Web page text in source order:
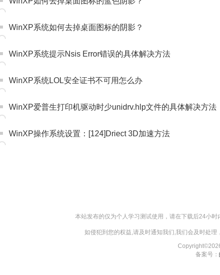
WinXP系统如何去掉桌面图标的阴影？
WinXP系统提示Nsis Error错误的具体解决方法
WinXP系统LOL安全证书不可用怎么办
WinXP爱普生打印机驱动时少unidrv.hlp文件的具体解决方法
WinXP操作系统设置：[124]Driect 3D加速方法
本站发布的仅为个人学习测试使用，请在下载后24小
如侵犯到您的权益,请及时通知我们,我们会及时处
备案号：